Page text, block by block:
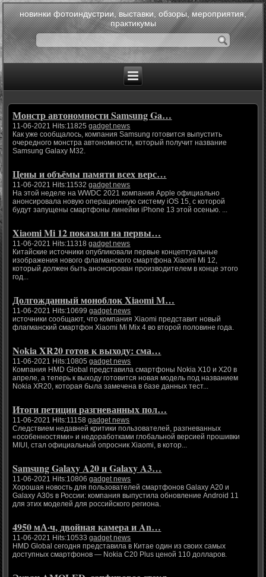
новинки фотоиндустрии, выставки, обзоры, мероприятия,
практикумы
Монстр автономности Samsung Ga…
11-06-2021 Hits:11825gadget news
Как уже сообщалось, компания Samsung готовится выпустить
очередного монстра автономности, который получит название
Samsung Galaxy M32.
Цены и объёмы памяти всех верс…
11-06-2021 Hits:11532gadget news
На этой неделе на WWDC 2021 компания Apple официально
анонсировала новую операционную систему iOS 15, с которой
будут запущены смартфоны линейки iPhone 13 этой осенью. ...
Xiaomi Mi 12 показали на первы…
11-06-2021 Hits:11318gadget news
Китайские источники опубликовали первые концептуальные
изображения нового флагманского смартфона Xiaomi Mi 12,
который должен быть анонсирован производителем в конце этого
год...
Долгожданный моноблок Xiaomi M…
11-06-2021 Hits:10699gadget news
источники сообщают, что компания Xiaomi представит новый
флагманский смартфон Xiaomi Mi Mix 4 во второй половине года.
Nokia XR20 готов к выходу: сма…
11-06-2021 Hits:10805gadget news
Компания HMD Global представила смартфоны Nokia X10 и X20 в
апреле, а теперь к выходу готовится новая модель под названием
Nokia XR20, которая была замечена в базе данных тест...
Итоги петиции разгневанных пол…
11-06-2021 Hits:11158gadget news
Следствием недавней критики пользователей, разгневанных
«особенностями» и недоработками глобальной версией прошивки
MIUI, стал официальный опросник Xiaomi, в котор...
Samsung Galaxy A20 и Galaxy A3…
11-06-2021 Hits:10806gadget news
Хорошая новость для пользователей смартфонов Galaxy A20 и
Galaxy A30s в России: компания выпустила обновление Android 11
для этих моделей для российского региона.
4950 мА·ч, двойная камера и An…
11-06-2021 Hits:10533gadget news
HMD Global сегодня представила в Китае один из своих самых
доступных смартфонов — Nokia C20 Plus ценой 110 долларов.